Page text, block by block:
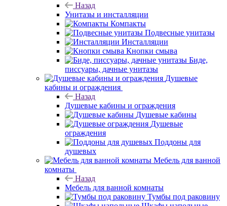
Назад
Унитазы и инсталляции
Компакты
Подвесные унитазы
Инсталляции
Кнопки смыва
Биде,
писсуары, дачные унитазы
Душевые
кабины и ограждения
Назад
Душевые кабины и ограждения
Душевые кабины
Душевые
ограждения
Поддоны для
душевых
Мебель для ванной
комнаты
Назад
Мебель для ванной комнаты
Тумбы под раковину